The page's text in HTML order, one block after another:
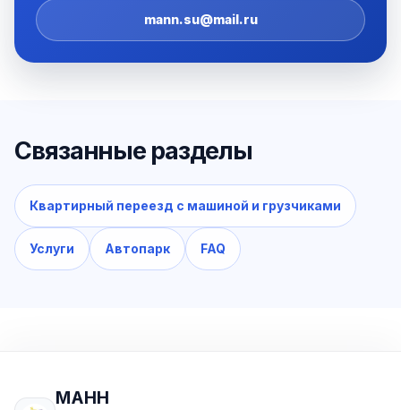
mann.su@mail.ru
Связанные разделы
Квартирный переезд с машиной и грузчиками
Услуги Автопарк FAQ
МАНН